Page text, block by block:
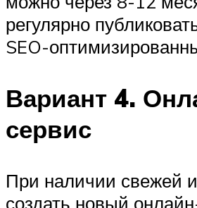
регулярно
SEO-
Вариант 4.
сервис
При наличии свежей
создать новый